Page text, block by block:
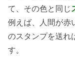
て、その色と同じ
例えば、人間が赤
のスタンプを送れ
す。